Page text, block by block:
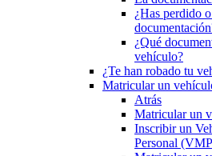
¿Has perdido
¿Qué
vehículo?
¿Te han robado tu
Matricular un
Atrás
Matricular un
Inscribir un
Personal